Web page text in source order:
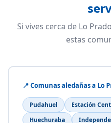
Si vives cerca de Lo
estas
📍 Comunas aledañas a Lo
Pudahuel Estación
Huechuraba